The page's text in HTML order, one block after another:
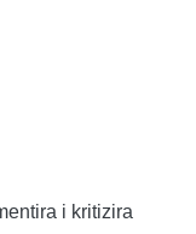
i kritizira